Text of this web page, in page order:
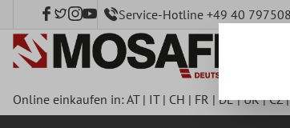
springen Service-Hotline +49 40
Online einkaufen in:AT| IT| CH | FR | DE|UK|CZ